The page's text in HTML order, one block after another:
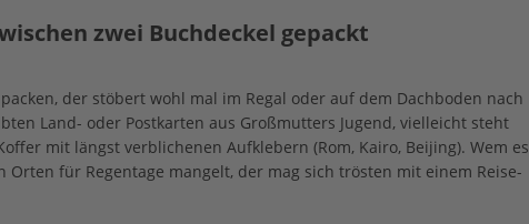
2023 ] Töpfern per Hand am Abend in Limburgerhof
ALLGEMEIN
]
Grasmilben (Herbstgrasmilben, Erntemilben) sind unterwegs: Das große
acht Beinen…
GESUNDHEIT
zwei Buchdeckel gepackt
der stöbert wohl mal im Regal oder auf dem Dachboden nach
Land- oder Postkarten aus Großmutters Jugend, vielleicht steht
mit längst verblichenen Aufklebern (Rom, Kairo, Beijing). Wem es
Orten für Regentage mangelt, der mag sich trösten mit einem Reise-